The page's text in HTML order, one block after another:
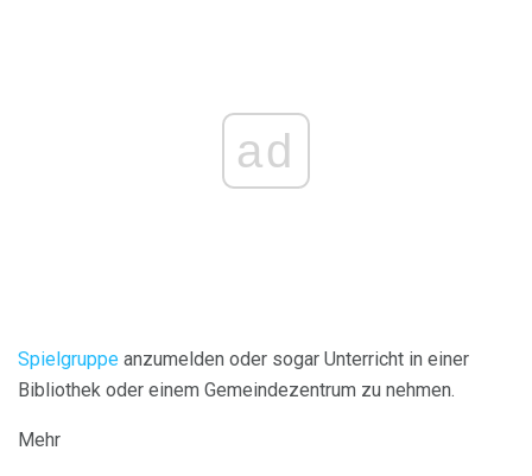
ad
Spielgruppe anzumelden oder sogar Unterricht in einer
Bibliothek oder einem Gemeindezentrum zu nehmen.
Mehr